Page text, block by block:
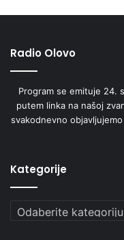
Radio Olovo
Program se emituje 24.
putem linka na našoj
svakodnevno
Kategorije
Kategorije